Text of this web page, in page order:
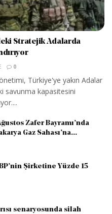
Stratejik Adalarda
0
Türkiye'ye yakın Adalar
savunma kapasitesini
Zafer Bayramı’nda
Gaz Sahası’na...
Şirketine Yüzde 15
senaryosunda silah